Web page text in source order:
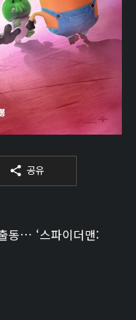
공유
동… ‘스파이더맨: